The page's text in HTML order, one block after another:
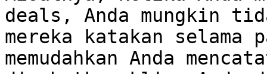
deals, Anda mungkin
mereka katakan
memudahkan Anda